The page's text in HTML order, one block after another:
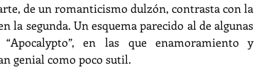
de un romanticismo dulzón, contrasta con la
la segunda. Un esquema parecido al de algunas
en las que enamoramiento y
genial como poco sutil.